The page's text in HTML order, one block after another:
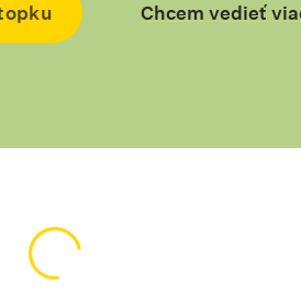
Skrolovať na kotvu
Chcem vedieť